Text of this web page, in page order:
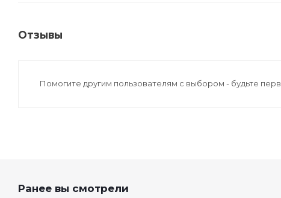
Отзывы
Помогите другим пользователям с выбором - будьте
Ранее вы смотрели